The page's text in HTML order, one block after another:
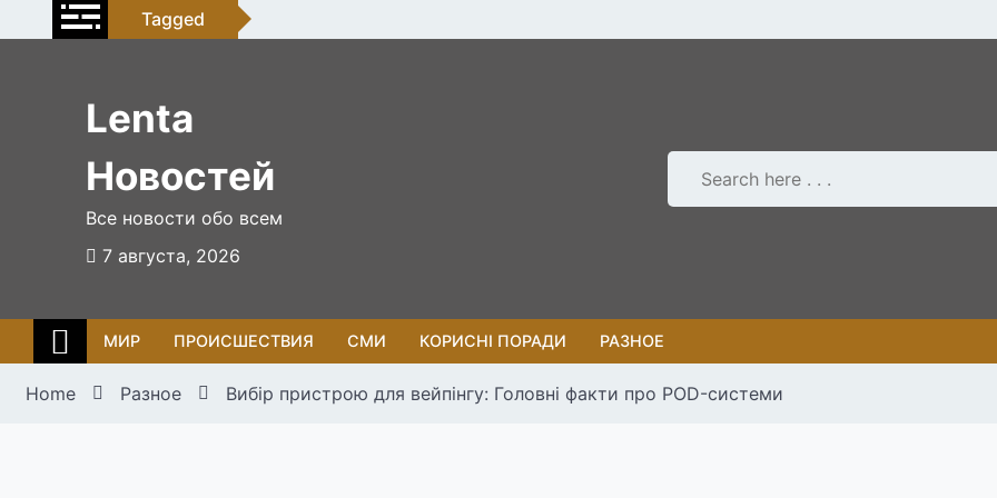
to
Tagged
Lenta
Новостей
Все новости обо всем
7 августа, 2026
МИР ПРОИСШЕСТВИЯ СМИ КОРИСНІ ПОРАДИ РАЗНОЕ
Home Разное Вибір пристрою для вейпінгу: Головні факти про POD-системи